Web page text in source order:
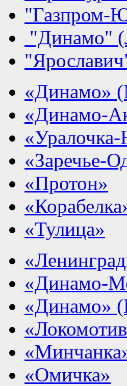
"Газпром-
"Динамо"
«Динамо»
«Динамо-
«Заречье-
«Протон»
«Тулица»
«Динамо-
«Динамо»
«Омичка»